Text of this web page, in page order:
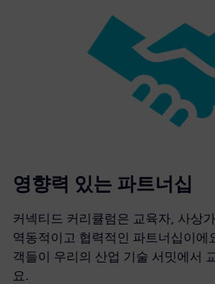
영향력 있는 파트너십
커넥티드 커리큘럼은 교육자, 사상
역동적이고 협력적인 파트너십이에
객들이 우리의 산업 기술 서밋에서
요.